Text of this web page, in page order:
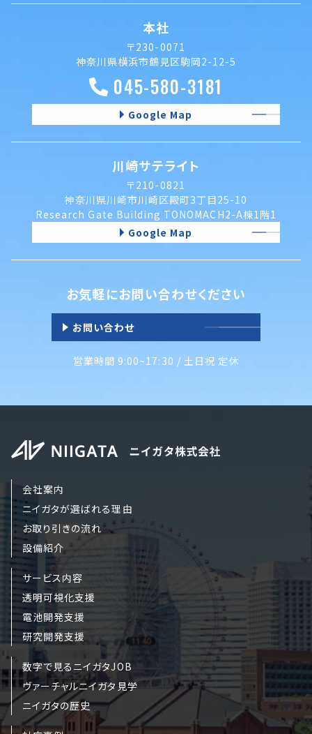
・公正かつ適正な手段で、上記目的に必要となる個人情報
・要配慮個人情報を取得する際は、ご本人の同意を得るも
のとします。
・取得した個人情報は、ご本人の同意なしに上記利用目的
以外では利用しません。
・情報が漏洩しないよう対策を講じ、従業員だけでなく委
託業者も監督します。
・国内外を問わず、法令により認められる場合を除き、ご本
人の同意を得ずに第三者に情報を提供しません。
・ご本人からの求めに応じ、当該ご本人の個人情報を開示
します。
・公開された個人情報が事実と異なる場合、訂正や削除に
応じます。
対処します。
・本個人情報保護方針は、当サイト内で適用されるもので
担当部署：経営管理グループ、TEL：045-580-3181
【Googleアナリティクスの使用について】
ィの向上のため、Googleアナリティクスを使用し、当サイ
トの利用状況などのデータ収集及び解析を行っておりま
す。その際、「Cookie」を通じて、Googleがお客様のIPアド
レスなどの情報を収集する場合がありますが、「Cookie」
で収集される情報は個人を特定できるものではありませ
ん。
収集されたデータはGoogleのプライバシーポリシーにお
いて管理されます。
なお、当サイトのご利用をもって、上述の方法・目的におい
てGoogle及び当サイトが行うデータ処理に関し、お客様
にご承諾いただいたものとみなします。
Googleのプライバシーポリシー
本社
〒230-0071
神奈川県横浜市鶴見区駒岡2-12-5
045-580-3181
Google Map
川崎サテライト
〒210-0821
神奈川県川崎市川崎区殿町3丁目25-10
Research Gate Building TONOMACH2-A棟1階1
Google Map
お気軽にお問い合わせください
お問い合わせ
営業時間 9:00~17:30 / 土日祝 定休
会社案内
ニイガタが選ばれる理由
お取り引きの流れ
設備紹介
サービス内容
透明可視化支援
電池開発支援
研究開発支援
数字で見るニイガタJOB
ヴァーチャルニイガタ見学
ニイガタの歴史